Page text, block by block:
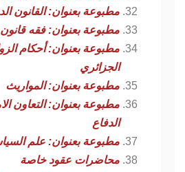
مطبوعة بعنوان: القانون
مطبوعة بعنوان: فقه قانون
مطبوعة بعنوان: أحكام
الجزائري
مطبوعة بعنوان: المواريث
مطبوعة بعنوان: التعاون
الدفاع
مطبوعة بعنوان: علم
محاضرات عقود خاصة